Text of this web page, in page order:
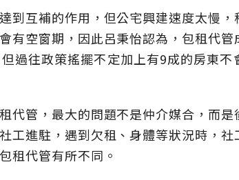
到互補的作用，但公宅興建速度太慢，
有空窗期，因此呂秉怡認為，包租代管
過往政策搖擺不定加上有9成的房東不
代管，最大的問題不是仲介媒合，而是
工進駐，遇到欠租、身體等狀況時，社
租代管有所不同。